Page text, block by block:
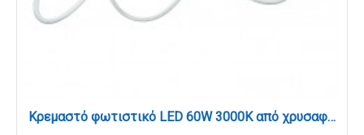
Κρεμαστό φωτιστικό LED 60W 3000K από χρυσαφί μέταλλο και σωλήνα σιλικόνης D:110cm (6019-GL)